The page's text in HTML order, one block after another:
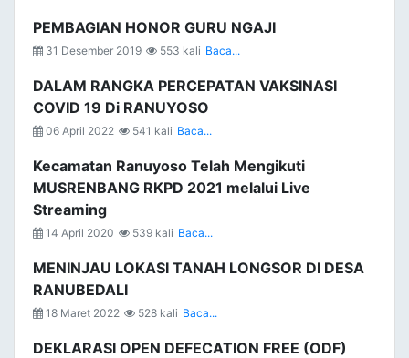
PEMBAGIAN HONOR GURU NGAJI
31 Desember 2019 553 kali Baca...
DALAM RANGKA PERCEPATAN VAKSINASI
COVID 19 Di RANUYOSO
06 April 2022 541 kali Baca...
Kecamatan Ranuyoso Telah Mengikuti
MUSRENBANG RKPD 2021 melalui Live
Streaming
14 April 2020 539 kali Baca...
MENINJAU LOKASI TANAH LONGSOR DI DESA
RANUBEDALI
18 Maret 2022 528 kali Baca...
DEKLARASI OPEN DEFECATION FREE (ODF)